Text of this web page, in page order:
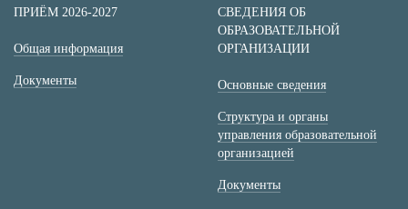
ПРИЁМ 2026-2027
Общая информация
Документы
СВЕДЕНИЯ ОБ
ОБРАЗОВАТЕЛЬНОЙ
ОРГАНИЗАЦИИ
Основные сведения
Структура и органы
управления образовательной
организацией
Документы